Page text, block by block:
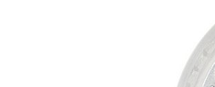
Nail Art Folien
Nail
Glitter